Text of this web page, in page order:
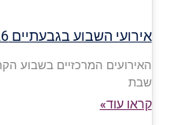
אירועי השבוע בגבעתיים 3/8-10/8/2026
האירועים המרכזיים בשבוע
שבת
קראו עוד»